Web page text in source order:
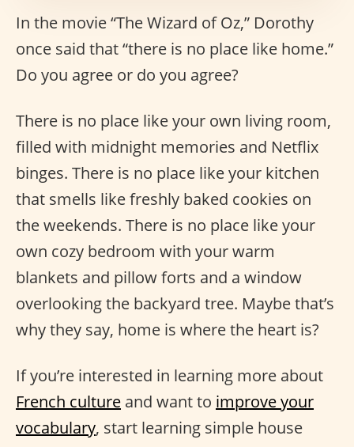
In the movie “The Wizard of Oz,” Dorothy
once said that “there is no place like home.”
Do you agree or do you agree?
There is no place like your own living room,
filled with midnight memories and Netflix
binges. There is no place like your kitchen
that smells like freshly baked cookies on
the weekends. There is no place like your
own cozy bedroom with your warm
blankets and pillow forts and a window
overlooking the backyard tree. Maybe that’s
why they say, home is where the heart is?
If you’re interested in learning more about
French culture and want to improve your
vocabulary, start learning simple house